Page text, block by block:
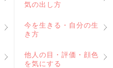
気の出し方
今を生きる・自分の生
き方
他人の目・評価・顔色
を気にする